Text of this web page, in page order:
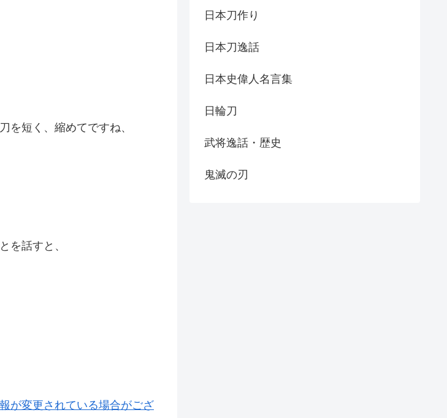
を短く、縮めてですね、
を話すと、
日本刀作り
日本刀逸話
日本史偉人名言集
日輪刀
武将逸話・歴史
鬼滅の刃